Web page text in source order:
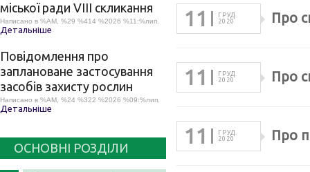
міської ради VIII скликання
Написано в %AM, %29 %414 %2026 %11:%лип.
Детальніше
Повідомлення про
заплановане застосування
засобів захисту рослин
Написано в %AM, %24 %322 %2026 %09:%лип.
Детальніше
ОСНОВНІ РОЗДІЛИ
11
ГРУД.
2020
Про
11
ГРУД.
2020
Про
11
ГРУД.
2020
Про